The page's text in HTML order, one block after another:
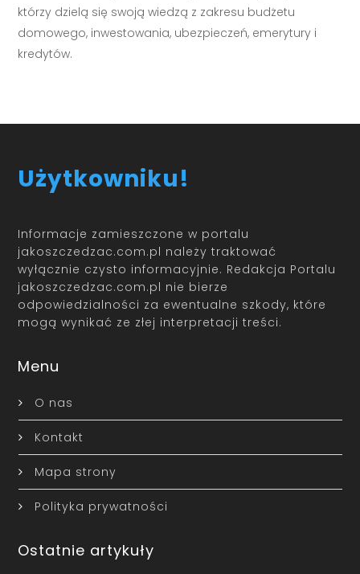
którzy dzielą się swoją wiedzą z zakresu budżetu
domowego, inwestowania, ubezpieczeń, emerytury i
kredytów.
Użytkowniku!
Informacje zamieszczone w portalu
jakoszczedzac.com.pl należy traktować
wyłącznie czysto informacyjnie. Redakcja Portalu
jakoszczedzac.com.pl nie bierze
odpowiedzialności za ewentualne szkody, które
mogą wynikać ze złej interpretacji treści.
Menu
O nas
Kontakt
Mapa strony
Polityka prywatności
Ostatnie artykuły